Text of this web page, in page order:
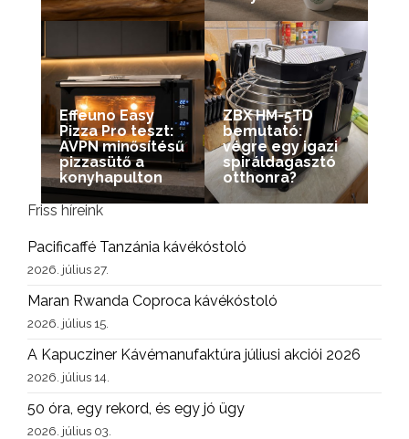
Effeuno Easy
Pizza Pro teszt:
AVPN minősítésű
pizzasütő a
konyhapulton
ZBX HM-5TD
bemutató:
végre egy igazi
spiráldagasztó
otthonra?
Friss híreink
Pacificaffé Tanzánia kávékóstoló
2026. július 27.
Maran Rwanda Coproca kávékóstoló
2026. július 15.
A Kapucziner Kávémanufaktúra júliusi akciói 2026
2026. július 14.
50 óra, egy rekord, és egy jó ügy
2026. július 03.